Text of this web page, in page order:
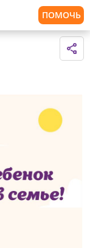
ПОМОЧЬ